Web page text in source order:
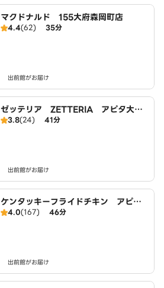
マクドナルド 155大府森岡町店
4.4(62) 35分
出前館がお届け
ゼッテリア ZETTERIA アピタ大府
FS店
3.8(24) 41分
出前館がお届け
ケンタッキーフライドチキン アピタ
東海荒尾店
4.0(167) 46分
出前館がお届け